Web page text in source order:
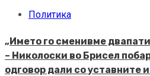
Политика
„Името го сменивме
– Николоски во Брисел
одговор дали со уставните